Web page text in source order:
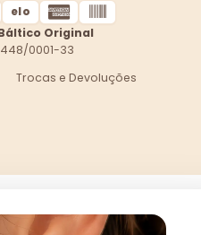
elo
Original
0001-33
Trocas e Devoluções